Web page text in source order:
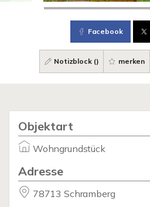
Facebook
Notizblock () merken
Objektart
Wohngrundstück
Adresse
78713 Schramberg